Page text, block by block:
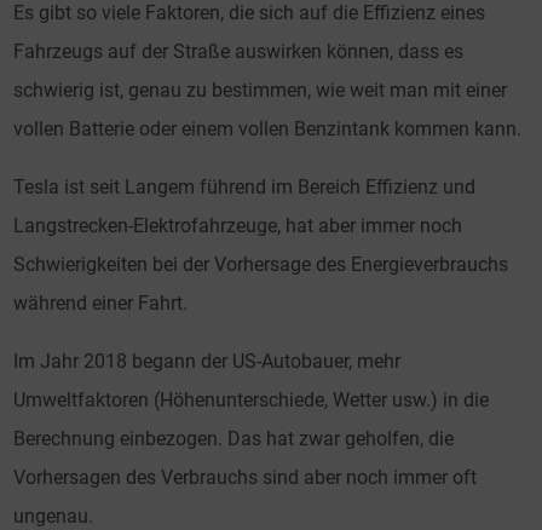
Es gibt so viele Faktoren, die sich auf die Effizienz eines
Fahrzeugs auf der Straße auswirken können, dass es
schwierig ist, genau zu bestimmen, wie weit man mit einer
vollen Batterie oder einem vollen Benzintank kommen kann.
Tesla ist seit Langem führend im Bereich Effizienz und
Langstrecken-Elektrofahrzeuge, hat aber immer noch
Schwierigkeiten bei der Vorhersage des Energieverbrauchs
während einer Fahrt.
Im Jahr 2018 begann der US-Autobauer, mehr
Umweltfaktoren (Höhenunterschiede, Wetter usw.) in die
Berechnung einbezogen. Das hat zwar geholfen, die
Vorhersagen des Verbrauchs sind aber noch immer oft
ungenau.